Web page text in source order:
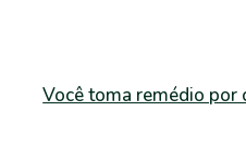
Você toma remédio por